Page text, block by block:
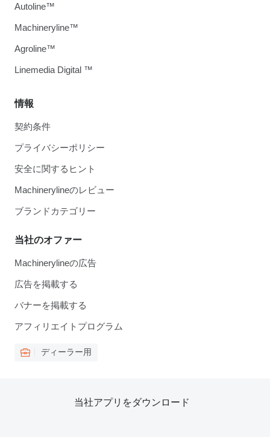
情報
契約条件
プライバシーポリシー
安全に関するヒント
Machinerylineのレビュー
ブランドカテゴリー
当社のオファー
Machinerylineの広告
広告を掲載する
バナーを掲載する
アフィリエイトプログラム
ディーラー用
Autoline™
Machineryline™
Agroline™
Linemedia Digital ™
当社アプリをダウンロード